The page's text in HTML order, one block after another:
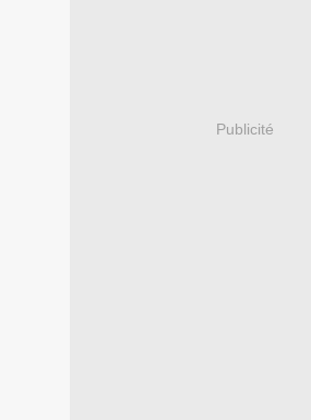
Publicité